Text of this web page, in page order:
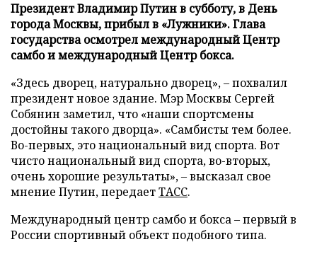
Президент Владимир Путин в субботу, в День
города Москвы, прибыл в «Лужники». Глава
государства осмотрел международный Центр
самбо и международный Центр бокса.
«Здесь дворец, натурально дворец», – похвалил
президент новое здание. Мэр Москвы Сергей
Собянин заметил, что «наши спортсмены
достойны такого дворца». «Самбисты тем более.
Во-первых, это национальный вид спорта. Вот
чисто национальный вид спорта, во-вторых,
очень хорошие результаты», – высказал свое
мнение Путин, передаетТАСС.
Международный центр самбо и бокса – первый в
России спортивный объект подобного типа.